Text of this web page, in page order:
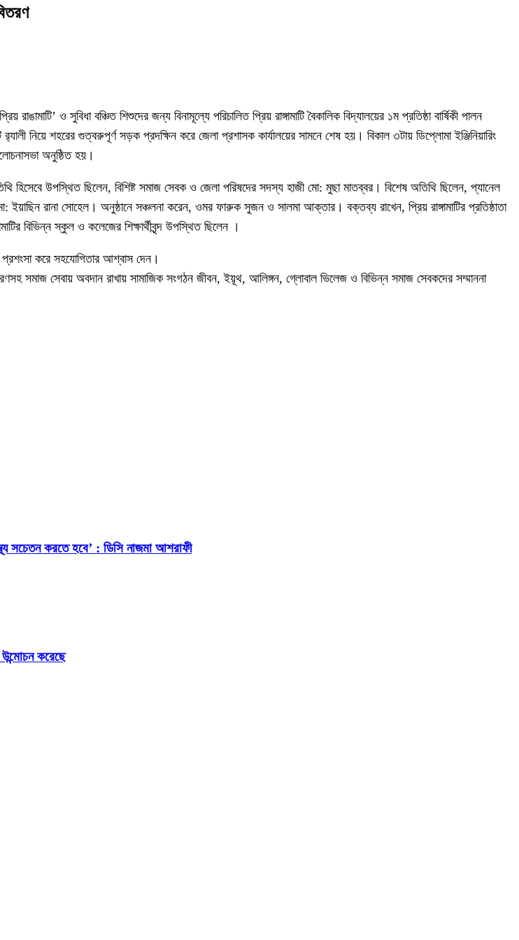
রাঙামাটি’ ও সুবিধা বঞ্চিত শিশুদের জন্য বিনামূল্যে পরিচালিত প্রিয় রাঙ্গামাটি বৈকালিক বিদ্যালয়ের ১ম প্রতিষ্ঠা বার্ষিকী পালন
নিয়ে শহরের গুত্বরুপূর্ণ সড়ক প্রদক্ষিন করে জেলা প্রশাসক কার্যালয়ের সামনে শেষ হয়। বিকাল ৩টায় ডিপ্লোমা ইঞ্জিনিয়ারিং
অনুষ্ঠিত হয়।
হিসেবে উপস্থিত ছিলেন, বিশিষ্ট সমাজ সেবক ও জেলা পরিষদের সদস্য হাজী মো: মুছা মাতব্বর। বিশেষ অতিথি ছিলেন, প্যানেল
ইয়াছিন রানা সোহেল। অনুষ্ঠানে সঞ্চলনা করেন, ওমর ফারুক সুজন ও সালমা আক্তার। বক্তব্য রাখেন, প্রিয় রাঙ্গামাটির প্রতিষ্ঠাতা
বিভিন্ন স্কুল ও কলেজের শিক্ষার্থীবৃন্দ উপস্থিত ছিলেন ।
প্রশংসা করে সহযোগিতার আশ্বাস দেন।
সমাজ সেবায় অবদান রাখায় সামাজিক সংগঠন জীবন, ইয়ূথ, আলিঙ্গন, গ্লোবাল ভিলেজ ও বিভিন্ন সমাজ সেবকদের সম্মাননা
সচেতন করতে হবে’ : ডিসি নাজমা আশরাফী
করেছে